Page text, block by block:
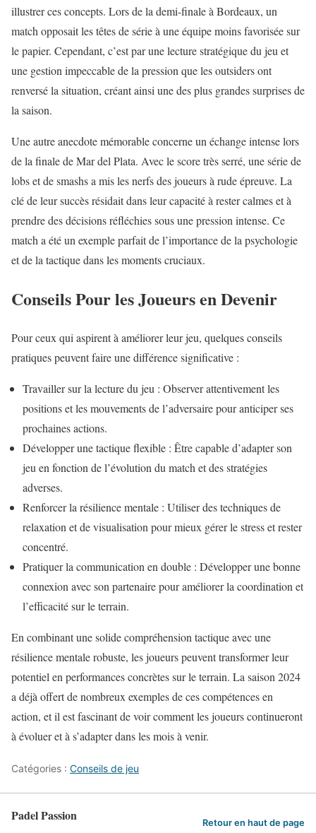
illustrer ces concepts. Lors de la demi-finale à Bordeaux, un
match opposait les têtes de série à une équipe moins favorisée sur
le papier. Cependant, c’est par une lecture stratégique du jeu et
une gestion impeccable de la pression que les outsiders ont
renversé la situation, créant ainsi une des plus grandes surprises de
la saison.
Une autre anecdote mémorable concerne un échange intense lors
de la finale de Mar del Plata. Avec le score très serré, une série de
lobs et de smashs a mis les nerfs des joueurs à rude épreuve. La
clé de leur succès résidait dans leur capacité à rester calmes et à
prendre des décisions réfléchies sous une pression intense. Ce
match a été un exemple parfait de l’importance de la psychologie
et de la tactique dans les moments cruciaux.
Conseils Pour les Joueurs en Devenir
Pour ceux qui aspirent à améliorer leur jeu, quelques conseils
pratiques peuvent faire une différence significative :
Travailler sur la lecture du jeu : Observer attentivement les
positions et les mouvements de l’adversaire pour anticiper ses
prochaines actions.
Développer une tactique flexible : Être capable d’adapter son
jeu en fonction de l’évolution du match et des stratégies
adverses.
Renforcer la résilience mentale : Utiliser des techniques de
relaxation et de visualisation pour mieux gérer le stress et rester
concentré.
Pratiquer la communication en double : Développer une bonne
connexion avec son partenaire pour améliorer la coordination et
l’efficacité sur le terrain.
En combinant une solide compréhension tactique avec une
résilience mentale robuste, les joueurs peuvent transformer leur
potentiel en performances concrètes sur le terrain. La saison 2024
a déjà offert de nombreux exemples de ces compétences en
action, et il est fascinant de voir comment les joueurs continueront
à évoluer et à s’adapter dans les mois à venir.
Catégories : Conseils de jeu
Padel Passion Retour en haut de page